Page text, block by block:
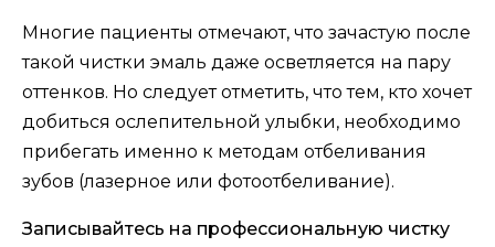
Многие пациенты отмечают, что зачастую после
такой чистки эмаль даже осветляется на пару
оттенков. Но следует отметить, что тем, кто хочет
добиться ослепительной улыбки, необходимо
прибегать именно к методам отбеливания
зубов (лазерное или фотоотбеливание).
Записывайтесь на профессиональную чистку